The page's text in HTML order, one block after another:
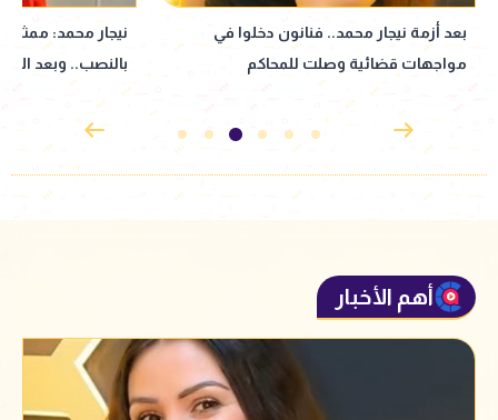
نيجار محمد: ممثل عرفني على المتهم
بالنصب.. وبعد الأزمة انسحب| خاص
نبيلة عبيد تعود
إذاعي جديد مأخوذ
القدوس
أهم الأخبار